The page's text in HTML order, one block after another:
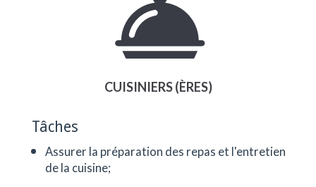
CUISINIERS (ÈRES)
Tâches
Assurer la préparation des repas et l'entretien
de la cuisine;